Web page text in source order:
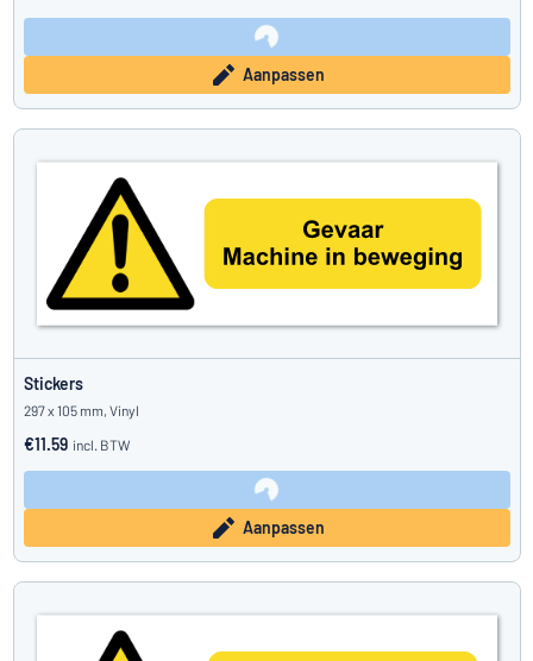
Aanpassen
Stickers
297 x 105 mm, Vinyl
€11.59 incl. BTW
Aanpassen